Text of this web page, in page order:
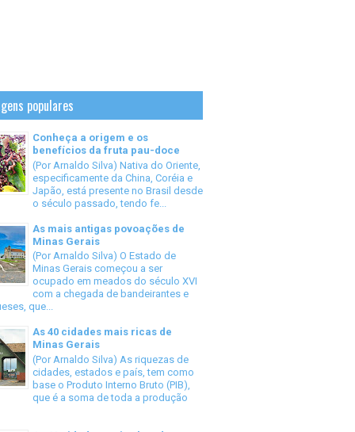
populares
Conheça a origem e os
benefícios da fruta pau-doce
(Por Arnaldo Silva) Nativa do Oriente,
especificamente da China, Coréia e
Japão, está presente no Brasil desde
o século passado, tendo fe...
As mais antigas povoações de
Minas Gerais
(Por Arnaldo Silva) O Estado de
Minas Gerais começou a ser
ocupado em meados do século XVI
com a chegada de bandeirantes e
que...
As 40 cidades mais ricas de
Minas Gerais
(Por Arnaldo Silva) As riquezas de
cidades, estados e país, tem como
base o Produto Interno Bruto (PIB),
que é a soma de toda a produção